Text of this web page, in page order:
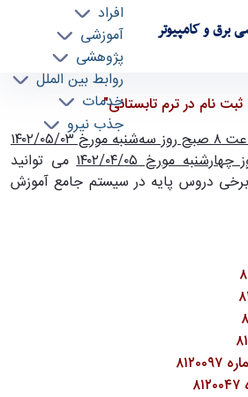
برق و کامپیوتر
افراد
آموزشی
پژوهشی
روابط بین الملل
خدمات
جذب نیرو
اطلاعیه ثبت نام در ترم تابستانی - ece- دانشکده ثبت نام در ترم تابستانی"
سه‌شنبه مورخ ۰۳ /
می توانید
دروس پایه در سیستم جامع آموزش